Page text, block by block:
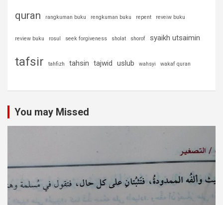
quran rangkuman buku rengkuman buku repent reveiw buku
review buku rosul seek forgiveness sholat shorof syaikh utsaimin
tafsir tahfizh tahsin tajwid uslub wahsyi wakaf quran
You may Missed